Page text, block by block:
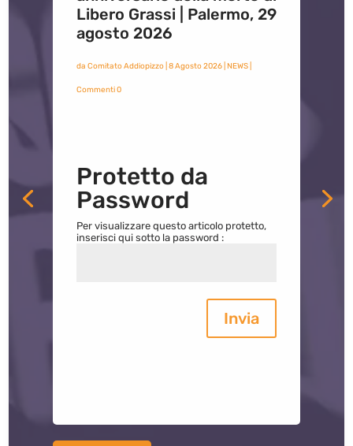
Libero Grassi | Palermo, 29
agosto 2026
da Comitato Addiopizzo| 8 Agosto 2026| NEWS|
Commenti 0
Protetto da
Password
Per visualizzare questo articolo protetto,
inserisci qui sotto la password :
Invia